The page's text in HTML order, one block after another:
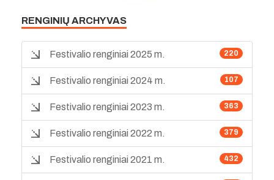
RENGINIŲ ARCHYVAS
220
Festivalio renginiai 2025 m.
107
Festivalio renginiai 2024 m.
363
Festivalio renginiai 2023 m.
379
Festivalio renginiai 2022 m.
432
Festivalio renginiai 2021 m.